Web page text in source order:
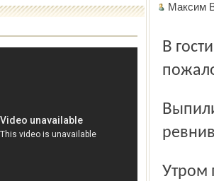
Максим
В гости к известной в определенных кругах женщине
Выпили, закусили и... начали ссориться. Один из
Утром прохожие под окнами дома обнаружили труп. Он